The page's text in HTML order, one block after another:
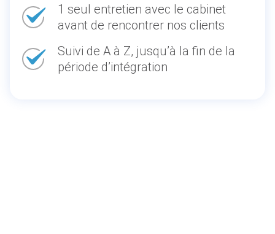
1 seul entretien avec le cabinet
avant de rencontrer nos clients
Suivi de A à Z, jusqu’à la fin de la
période d’intégration